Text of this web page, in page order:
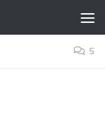
5